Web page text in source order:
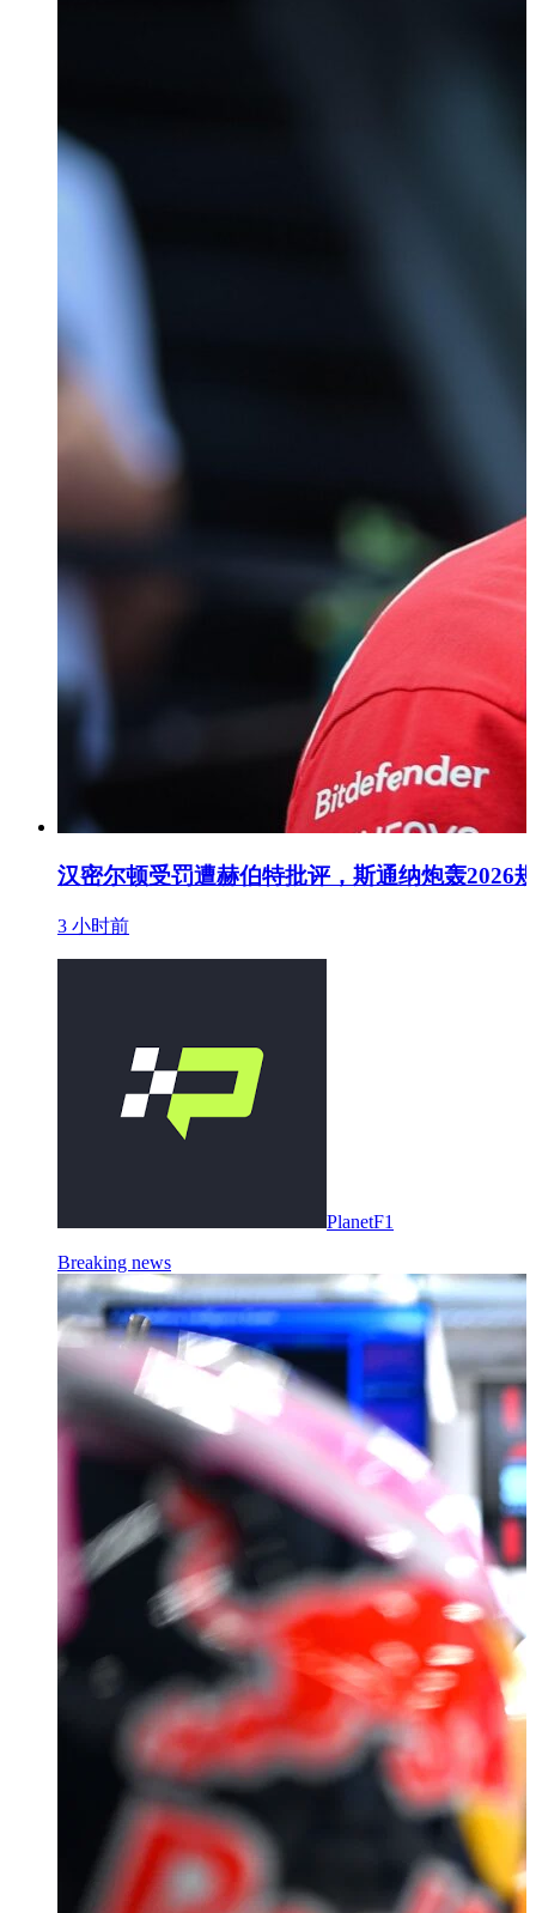
汉密尔顿受罚遭赫伯特批评，斯通纳炮轰2026
3 小时前
PlanetF1
Breaking news